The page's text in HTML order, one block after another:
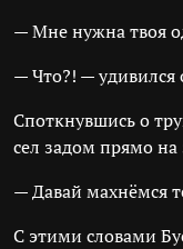
— Мне нужна твоя
— Что?! —
Споткнувшись о
сел задом прямо
— Давай махнёмся
С этими словами